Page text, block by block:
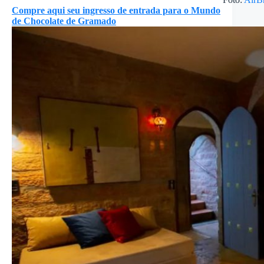
Compre aqui seu ingresso de entrada para o Mundo
de Chocolate de Gramado